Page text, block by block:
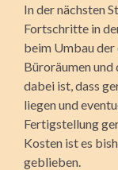
In der nächsten
Fortschritte in
beim Umbau der
Büroräumen und
dabei ist, dass
liegen und
Fertigstellung
Kosten ist es
geblieben.